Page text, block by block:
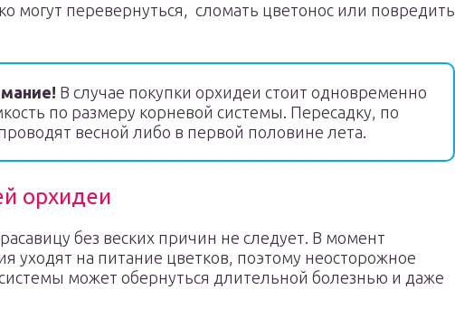
могут перевернуться, сломать цветонос или повредить
В случае покупки орхидеи стоит одновременно
по размеру корневой системы. Пересадку, по
весной либо в первой половине лета.
орхидеи
без веских причин не следует. В момент
уходят на питание цветков, поэтому неосторожное
может обернуться длительной болезнью и даже